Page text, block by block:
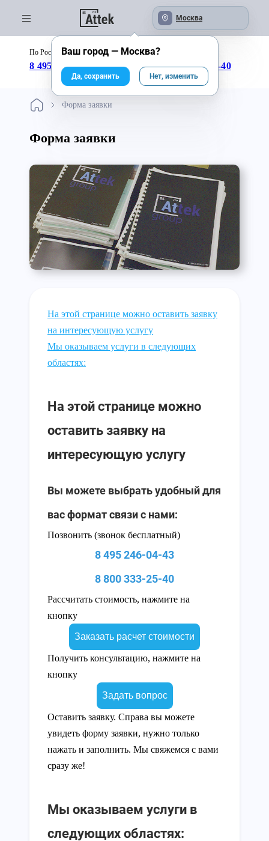
Москва
По России бесплатно:
8 495 246-04-43 8 800 333-25-40
Форма заявки
Форма заявки
На этой странице можно оставить заявку
на интересующую услугу
Мы оказываем услуги в следующих
областях:
На этой странице можно
оставить заявку на
интересующую услугу
Вы можете выбрать удобный для
вас формат связи с нами:
Позвонить (звонок бесплатный)
8 495 246-04-43
8 800 333-25-40
Рассчитать стоимость, нажмите на
кнопку
Заказать расчет стоимости
Получить консультацию, нажмите на
кнопку
Задать вопрос
Оставить заявку. Справа вы можете
увидеть форму заявки, нужно только
нажать и заполнить. Мы свяжемся с вами
сразу же!
Мы оказываем услуги в
следующих областях:
Ваш город — Москва?
Да, сохранить Нет, изменить